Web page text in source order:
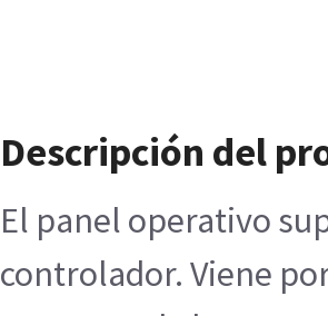
Descripción del
El panel operativo
controlador. Viene